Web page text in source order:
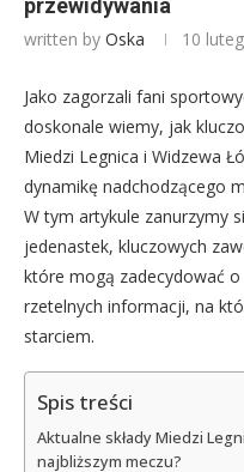
written by Oska 10
Jako zagorzali fani
doskonale wiemy, jak
Miedzi Legnica i Widzewa
dynamikę nadchodzącego
W tym artykule zanurzymy
jedenastek, kluczowych
które mogą zadecydować
rzetelnych informacji, na
starciem.
Spis treści
Aktualne składy Miedzi
najbliższym meczu?